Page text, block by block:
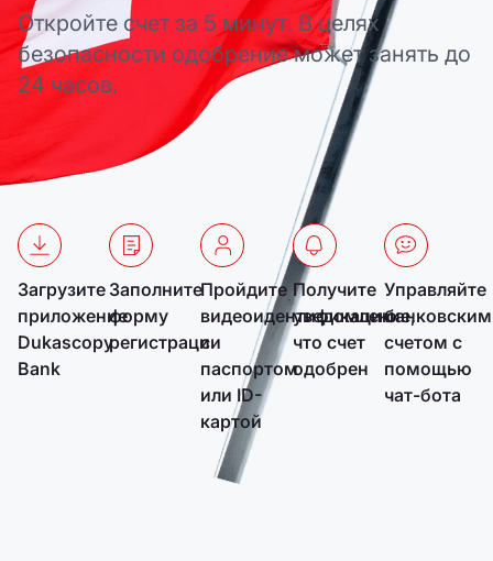
Откройте счет за 5 минут. В целях
безопасности одобрение может занять до
24 часов.
Загрузите
приложение
Dukascopy
Bank
Заполните
форму
регистрации
Пройдите
видеоидентификацию
с
паспортом
или ID-
картой
Получите
уведомление,
что счет
одобрен
Управляйте
банковским
счетом с
помощью
чат-бота